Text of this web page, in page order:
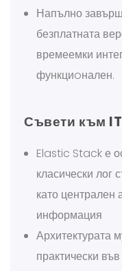
Напълно
безплатната
времеемки
функциoнален.
Съвети към
Elastic Stack е
класически
като централен
информация
Архитектурата
практически